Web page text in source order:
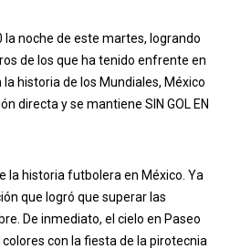
la noche de este martes, logrando
de los que ha tenido enfrente en
historia de los Mundiales, México
directa y se mantiene SIN GOL EN
la historia futbolera en México. Ya
que logró que superar las
De inmediato, el cielo en Paseo
con la fiesta de la pirotecnia